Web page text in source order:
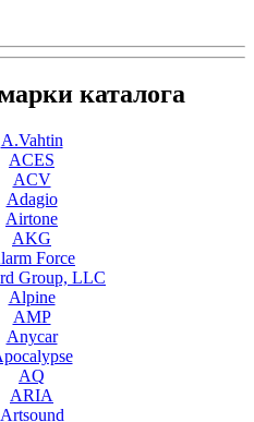
каталога
A.Vahtin
ACES
ACV
Adagio
Airtone
AKG
Force
Group, LLC
Alpine
AMP
Anycar
AQ
ARIA
Artsound